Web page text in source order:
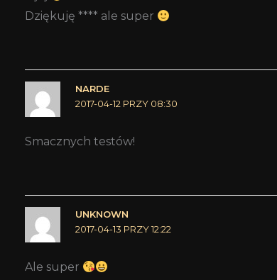
Dziękuję **** ale super
NARDE
2017-04-12 PRZY 08:30
Smacznych testów!
UNKNOWN
2017-04-13 PRZY 12:22
Ale super